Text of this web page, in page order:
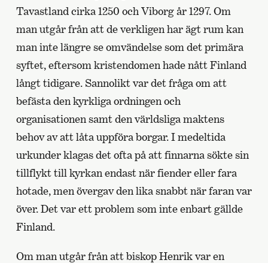
Tavastland cirka 1250 och Viborg år 1297. Om
man utgår från att de verkligen har ägt rum kan
man inte längre se omvändelse som det primära
syftet, eftersom kristendomen hade nått Finland
långt tidigare. Sannolikt var det fråga om att
befästa den kyrkliga ordningen och
organisationen samt den världsliga maktens
behov av att låta uppföra borgar. I medeltida
urkunder klagas det ofta på att finnarna sökte sin
tillflykt till kyrkan endast när fiender eller fara
hotade, men övergav den lika snabbt när faran var
över. Det var ett problem som inte enbart gällde
Finland.
Om man utgår från att biskop Henrik var en